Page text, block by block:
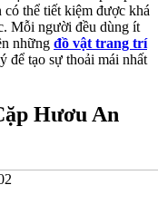
có thể tiết kiệm được khá
Mỗi người đều dùng ít
những đồ vật trang trí
để tạo sự thoải mái nhất
Hươu An